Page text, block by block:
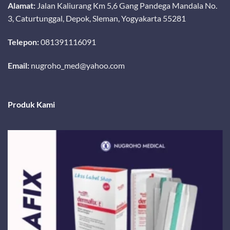
Alamat: Jalan Kaliurang Km 5,6 Gang Pandega Mandala No.
3, Caturtunggal, Depok, Sleman, Yogyakarta 55281
Telepon:081391116091
Email: nugroho_med@yahoo.com
Produk Kami